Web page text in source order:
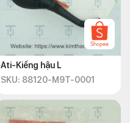
Ati-Kiếng hậu L
SKU: 88120-M9T-0001